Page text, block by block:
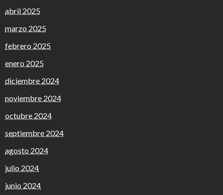
abril 2025
marzo 2025
febrero 2025
enero 2025
diciembre 2024
noviembre 2024
octubre 2024
septiembre 2024
agosto 2024
julio 2024
junio 2024